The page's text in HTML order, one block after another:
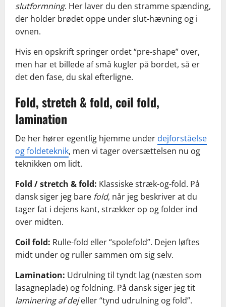
slutformning. Her laver du den stramme spænding,
der holder brødet oppe under slut-hævning og i
ovnen.
Hvis en opskrift springer ordet “pre-shape” over,
men har et billede af små kugler på bordet, så er
det den fase, du skal efterligne.
Fold, stretch & fold, coil fold,
lamination
De her hører egentlig hjemme under dejforståelse
og foldeteknik, men vi tager oversættelsen nu og
teknikken om lidt.
Fold / stretch & fold: Klassiske stræk-og-fold. På
dansk siger jeg bare fold, når jeg beskriver at du
tager fat i dejens kant, strækker op og folder ind
over midten.
Coil fold: Rulle-fold eller “spolefold”. Dejen løftes
midt under og ruller sammen om sig selv.
Lamination: Udrulning til tyndt lag (næsten som
lasagneplade) og foldning. På dansk siger jeg tit
laminering af dejeller “tynd udrulning og fold”.